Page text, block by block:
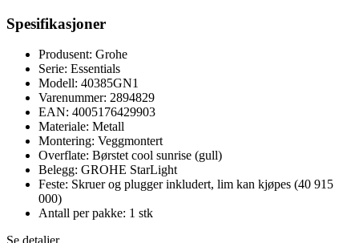
Spesifikasjoner
Produsent: Grohe
Serie: Essentials
Modell: 40385GN1
Varenummer: 2894829
EAN: 4005176429903
Materiale: Metall
Montering: Veggmontert
Overflate: Børstet cool sunrise (gull)
Belegg: GROHE StarLight
Feste: Skruer og plugger inkludert, lim kan kjøpes (40 915
000)
Antall per pakke: 1 stk